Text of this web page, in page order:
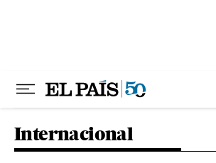
Internacional